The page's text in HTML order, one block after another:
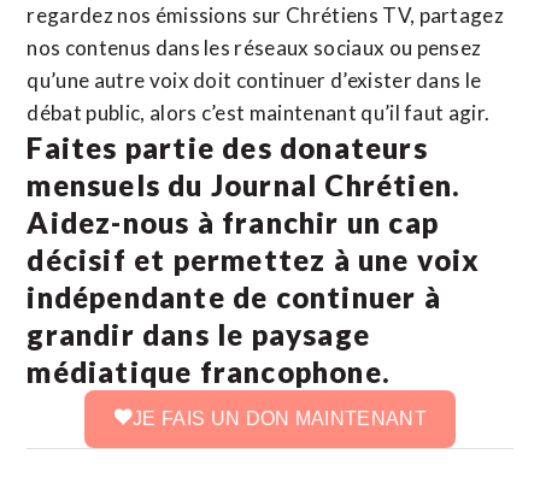
regardez nos émissions sur Chrétiens TV, partagez
nos contenus dans les réseaux sociaux ou pensez
qu’une autre voix doit continuer d’exister dans le
débat public, alors c’est maintenant qu’il faut agir.
Faites partie des donateurs
mensuels du Journal Chrétien.
Aidez-nous à franchir un cap
décisif et permettez à une voix
indépendante de continuer à
grandir dans le paysage
médiatique francophone.
JE FAIS UN DON MAINTENANT